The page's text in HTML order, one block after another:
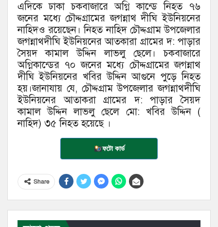
এদিকে ঢাকা চকবাজারে অগ্নি কান্ডে নিহত ৭৬
জনের মধ্যে চৌদ্দগ্রামের জগন্নাথ দীঘি ইউনিয়নের
নাহিদও রয়েছেন। নিহত নাহিদ চৌদ্দগ্রাম উপজেলার
জগন্নাথদীঘি ইউনিয়নের আতকারা গ্রামের দ: পাড়ার
সৈয়দ কামাল উদ্দিন লাভলু ছেলে। চকবাজারে
অগ্নিকান্ডের ৭০ জনের মধ্যে চৌদ্দগ্রামের জগন্নাথ
দীঘি ইউনিয়নের খবির উদ্দিন আগুনে পুড়ে নিহত
হয়।জানাযায় যে, চৌদ্দগ্রাম উপজেলার জগন্নাথদীঘি
ইউনিয়নের আতাকরা গ্রামের দ: পাড়ার সৈয়দ
কামাল উদ্দিন লাভলু ছেলে মো: খবির উদ্দিন (
নাহিদ) ৩৫ নিহত হয়েছে ।
ফটো কার্ড
Share